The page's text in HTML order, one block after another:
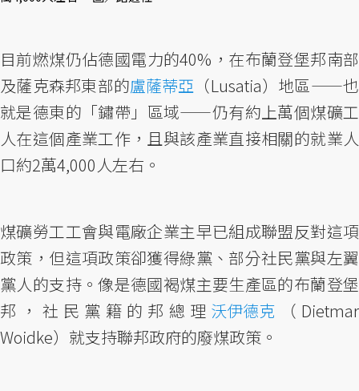
目前燃煤仍佔德國電力的40%，在布蘭登堡邦南部
及薩克森邦東部的盧薩蒂亞 （Lusatia）地區——也
就是德東的「鏽帶」區域——仍有約上萬個煤礦工
人在這個產業工作，且與該產業直接相關的就業人
口約2萬4,000人左右。
煤礦勞工工會與電廠企業主早已組成聯盟反對這項
政策，但這項政策卻獲得綠黨、部分社民黨與左翼
黨人的支持。像是德國褐煤主要生產區的布蘭登堡
邦，社民黨籍的邦總理 沃伊德克 （Dietmar
Woidke）就支持聯邦政府的廢煤政策。